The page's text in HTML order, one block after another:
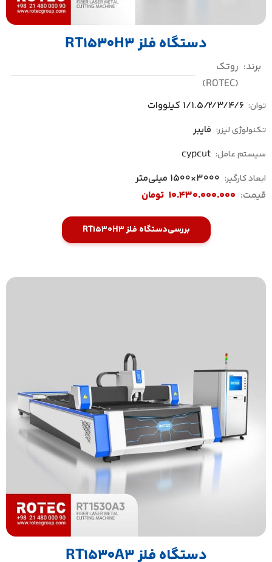
دستگاه فلز RT1530H3
برند: روتک
(ROTEC)
توان: 1/1.5/2/3/4/6 کیلووات
تکنولوژی لیزر: فایبر
سیستم عامل: cypcut
ابعاد کارگیر: 3000×1500 میلی‌متر
قیمت: 10.430.000.000 تومان
بررسیدستگاه فلز RT1530H3
دستگاه فلز RT1530A3